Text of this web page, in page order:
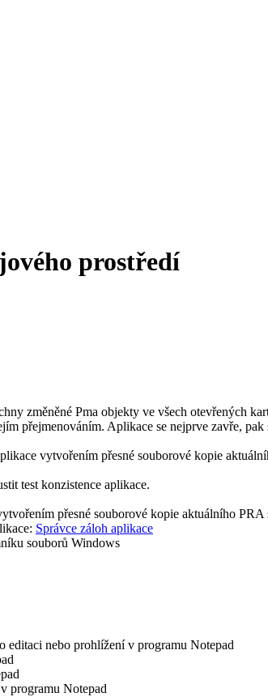
prostředí
změněné Pma objekty ve všech otevřených
přejmenováním. Aplikace se nejprve zavře,
vytvořením přesné souborové kopie
test konzistence aplikace.
přesné souborové kopie aktuálního PRA
Správce záloh aplikace
souborů Windows
editaci nebo prohlížení v programu Notepad
programu Notepad